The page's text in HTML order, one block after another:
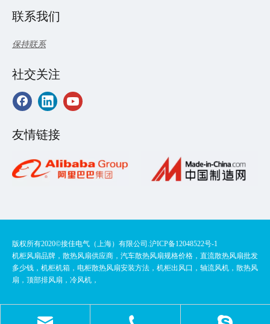
联系我们
保持联系
社交关注
友情链接
版权所有2020©️接佳电气（上海）有限公司.沪ICP备12048522号-1
机柜风扇品牌，散热风扇供应商，汽车散热风扇规格价格，直流散热风扇批发
多少钱，机柜机箱，电柜散热风扇安装方法，机柜出风口，轴流风机，散热风
扇，顶部排风扇，冷风机，